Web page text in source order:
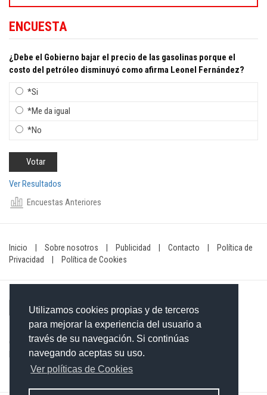
Utilizamos cookies propias y de terceros
para mejorar la experiencia del usuario a
través de su navegación. Si continúas
navegando aceptas su uso.
Ver políticas de Cookies
ENCUESTA
¿Debe el Gobierno bajar el precio de las gasolinas porque el
costo del petróleo disminuyó como afirma Leonel Fernández?
*Si
*Me da igual
*No
Ver Resultados
Encuestas Anteriores
Inicio Sobre nosotros Publicidad Contacto
Política de
Privacidad
Política de Cookies
Contacto: 849-754-4472
Email:redaccionxtra@gmail.com/ redaccionextra@gmail.com